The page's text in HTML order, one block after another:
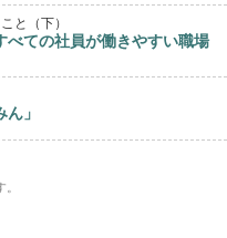
と（下）
べての社員が働きやすい職場
」